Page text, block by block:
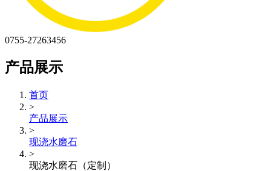
0755-27263456
产品展示
首页
>
产品展示
>
现浇水磨石
>
现浇水磨石（定制）